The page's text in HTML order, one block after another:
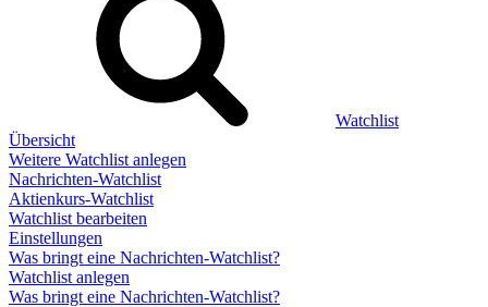
Watchlist
Übersicht
Weitere Watchlist anlegen
Nachrichten-Watchlist
Aktienkurs-Watchlist
Watchlist bearbeiten
Einstellungen
Was bringt eine Nachrichten-Watchlist?
Watchlist anlegen
Was bringt eine Nachrichten-Watchlist?